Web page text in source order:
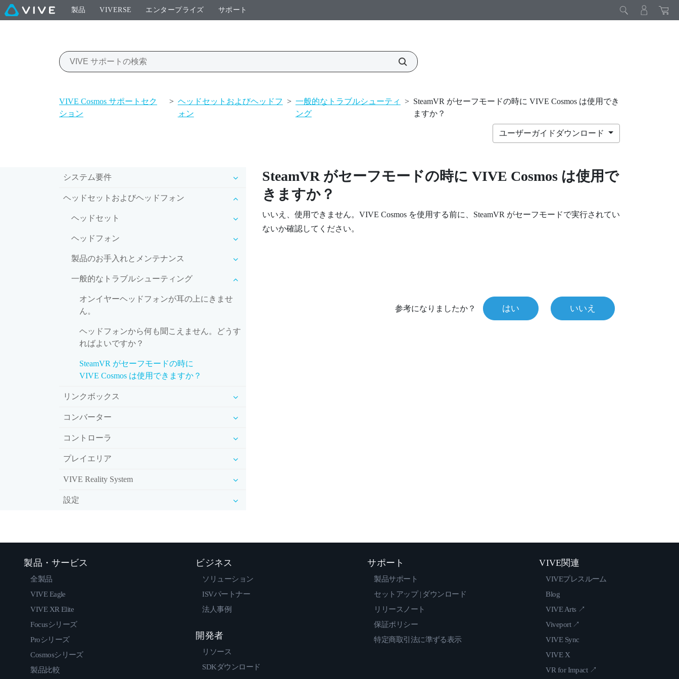
製品 VIVERSE エンタープライズ サポート
VIVE Cosmos サポートセク
ション
> ヘッドセットおよびヘッドフ
ォン
> 一般的なトラブルシューティ
ング
> SteamVR がセーフモードの時に VIVE Cosmos は使用でき
ますか？
ユーザーガイドダウンロード
システム要件
ヘッドセットおよびヘッドフォン
ヘッドセット
ヘッドフォン
製品のお手入れとメンテナンス
一般的なトラブルシューティング
オンイヤーヘッドフォンが耳の上にきませ
ん。
ヘッドフォンから何も聞こえません。どうす
ればよいですか？
SteamVR がセーフモードの時に
VIVE Cosmos は使用できますか？
リンクボックス
コンバーター
コントローラ
プレイエリア
VIVE Reality System
設定
SteamVRがセーフモードの時に VIVE Cosmosは使用で
きますか？
いいえ、使用できません。 VIVE Cosmosを使用する前に、 SteamVR がセーフモードで実行されてい
ないか確認してください。
参考になりましたか？ はい いいえ
製品・サービス
全製品
VIVE Eagle
VIVE XR Elite
Focusシリーズ
Proシリーズ
Cosmosシリーズ
製品比較
ビジネス
ソリューション
ISVパートナー
法人事例
開発者
リソース
SDKダウンロード
サポート
製品サポート
セットアップ | ダウンロード
リリースノート
保証ポリシー
特定商取引法に準ずる表示
VIVE関連
VIVEプレスルーム
Blog
VIVE Arts ↗
Viveport ↗
VIVE Sync
VIVE X
VR for Impact ↗